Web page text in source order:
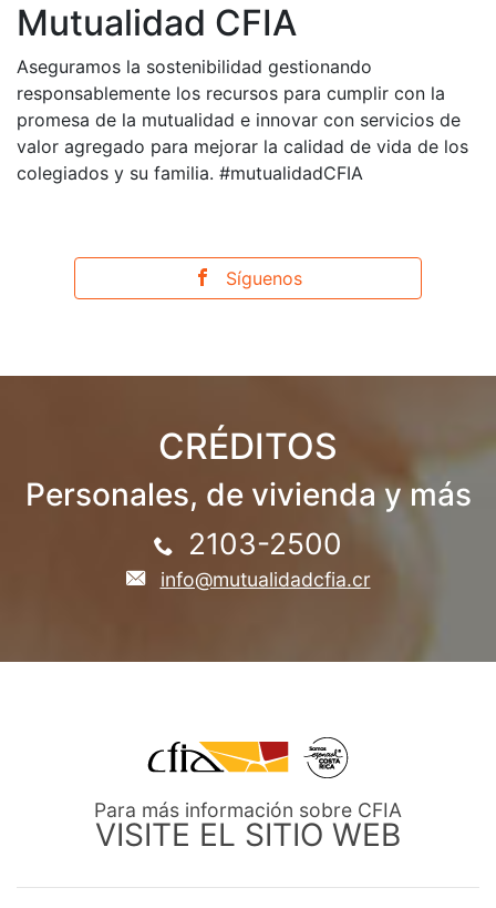
Mutualidad CFIA
Aseguramos la sostenibilidad gestionando
responsablemente los recursos para cumplir con la
promesa de la mutualidad e innovar con servicios de
valor agregado para mejorar la calidad de vida de los
colegiados y su familia. #mutualidadCFIA
Síguenos
CRÉDITOS
Personales, de vivienda y más
2103-2500
info@mutualidadcfia.cr
Para más información sobre CFIA
VISITE EL SITIO WEB